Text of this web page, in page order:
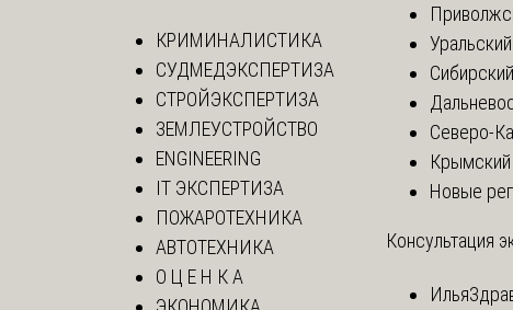
КРИМИНАЛИСТИКА
СУДМЕДЭКСПЕРТИЗА
СТРОЙЭКСПЕРТИЗА
ЗЕМЛЕУСТРОЙСТВО
ENGINEERING
IT ЭКСПЕРТИЗА
ПОЖАРОТЕХНИКА
АВТОТЕХНИКА
О Ц Е Н К А
Северо-
Крымский
Новые
Консультация
Илья